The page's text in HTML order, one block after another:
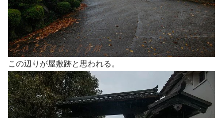
この辺りが屋敷跡と思われる。